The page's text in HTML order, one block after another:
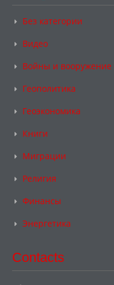
Без категории
Видео
Войны и вооружение
Геополитика
Геоэкономика
Книги
Миграции
Религия
Финансы
Энергетика
Contacts